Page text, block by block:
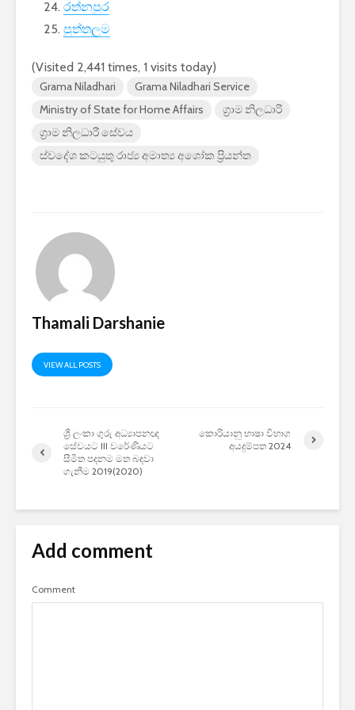
රත්නපුර
පුත්තලම
(Visited 2,441 times, 1 visits today)
Grama Niladhari
Grama Niladhari Service
Ministry of State for Home Affairs
ග්‍රාම නිලධාරි
ග්‍රාම නිලධාරී සේවය
ස්වදේශ කටයුතු රාජ්‍ය අමාත්‍ය අශෝක ප්‍රියන්ත
Thamali Darshanie
VIEW ALL POSTS
ශ්‍රී ලංකා ගුරු අධ්‍යාපනඥ
සේවයට III වරේණියට
සීමිත පදනම මත බඳවා
ගැනීම 2019(2020)
කොරියානු භාෂා විභාග
අයදුම්පත 2024
Add comment
Comment